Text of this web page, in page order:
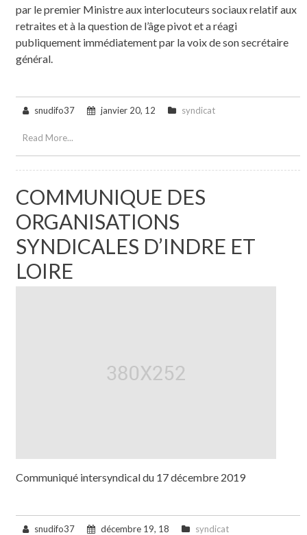
par le premier Ministre aux interlocuteurs sociaux relatif aux
retraites et à la question de l’âge pivot et a réagi
publiquement immédiatement par la voix de son secrétaire
général.
snudifo37 janvier 20, 12 syndicat
Read More...
COMMUNIQUE DES
ORGANISATIONS
SYNDICALES D’INDRE ET
LOIRE
Communiqué intersyndical du 17 décembre 2019
snudifo37 décembre 19, 18 syndicat